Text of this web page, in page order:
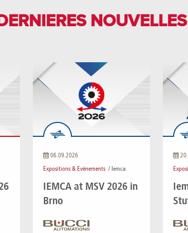
DERNIERES NOUVELLES
06.09.2026
Expositions & Evènements / Iemca
IEMCA at MSV 2026 in
Brno